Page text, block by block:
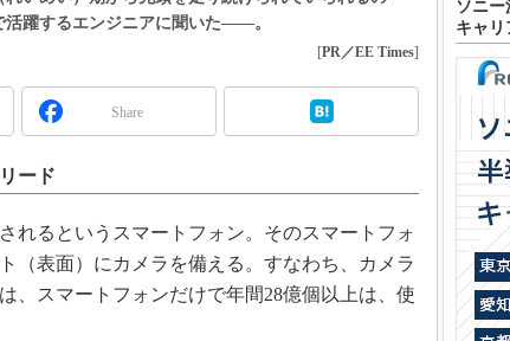
ジアの新トレンド
”が仕掛けた社内
日本を救うのか
未来展望」
活躍するエンジニアに聞いた――。
[PR／EE Times]
Share
ード
れるというスマートフォン。そのスマートフォ
（表面）にカメラを備える。すなわち、カメラ
、スマートフォンだけで年間28億個以上は、使
ソニ
キャリ